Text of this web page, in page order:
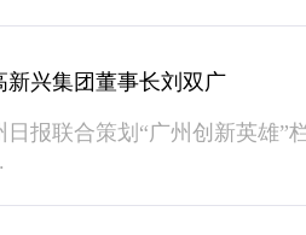
兴集团董事长刘双广
报联合策划“广州创新英雄”